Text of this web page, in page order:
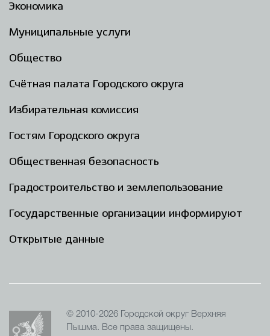
Экономика
Муниципальные услуги
Общество
Счётная палата Городского округа
Избирательная комиссия
Гостям Городского округа
Общественная безопасность
Градостроительство и землепользование
Государственные организации информируют
Открытые данные
© 2010-2026 Городской округ Верхняя
Пышма. Все права защищены.